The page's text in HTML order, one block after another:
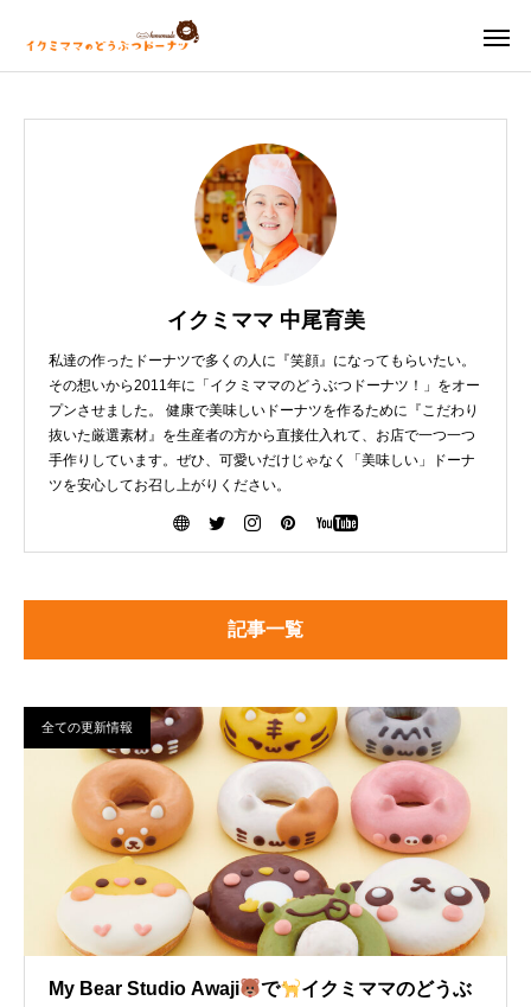
イクミママ 中尾育美
私達の作ったドーナツで多くの人に『笑顔』になってもらいたい。
その想いから2011年に「イクミママのどうぶつドーナツ！」をオー
プンさせました。 健康で美味しいドーナツを作るために『こだわり
抜いた厳選素材』を生産者の方から直接仕入れて、お店で一つ一つ
手作りしています。ぜひ、可愛いだけじゃなく「美味しい」ドーナ
ツを安心してお召し上がりください。
記事一覧
全ての更新情報
My Bear Studio Awaji で
イクミママのどうぶ